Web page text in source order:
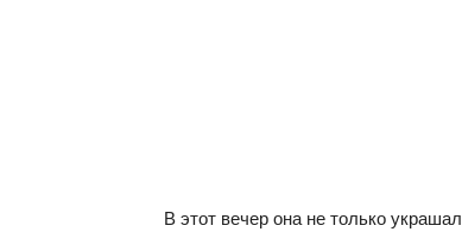
В этот вечер она не только